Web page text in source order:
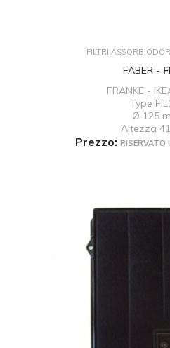
FILTRI
FABER -
FRANKE -
Type
Ø 125
Altezza
Prezzo: RISERVATO